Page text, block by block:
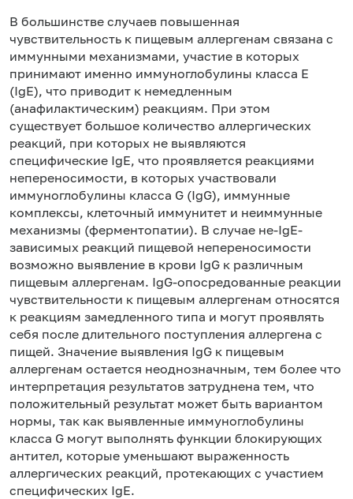
В большинстве случаев повышенная
чувствительность к пищевым аллергенам связана с
иммунными механизмами, участие в которых
принимают именно иммуноглобулины класса Е
(IgE), что приводит к немедленным
(анафилактическим) реакциям. При этом
существует большое количество аллергических
реакций, при которых не выявляются
специфические IgE, что проявляется реакциями
непереносимости, в которых участвовали
иммуноглобулины класса G (IgG), иммунные
комплексы, клеточный иммунитет и неиммунные
механизмы (ферментопатии). В случае не-IgE-
зависимых реакций пищевой непереносимости
возможно выявление в крови IgG к различным
пищевым аллергенам. IgG-опосредованные реакции
чувствительности к пищевым аллергенам относятся
к реакциям замедленного типа и могут проявлять
себя после длительного поступления аллергена с
пищей. Значение выявления IgG к пищевым
аллергенам остается неоднозначным, тем более что
интерпретация результатов затруднена тем, что
положительный результат может быть вариантом
нормы, так как выявленные иммуноглобулины
класса G могут выполнять функции блокирующих
антител, которые уменьшают выраженность
аллергических реакций, протекающих с участием
специфических IgE.